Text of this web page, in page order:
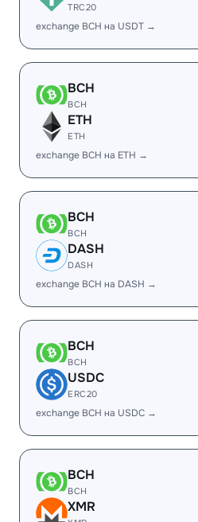
TRC20
exchange BCH на USDT →
BCH
BCH
ETH
ETH
exchange BCH на ETH →
BCH
BCH
DASH
DASH
exchange BCH на DASH →
BCH
BCH
USDC
ERC20
exchange BCH на USDC →
BCH
BCH
XMR